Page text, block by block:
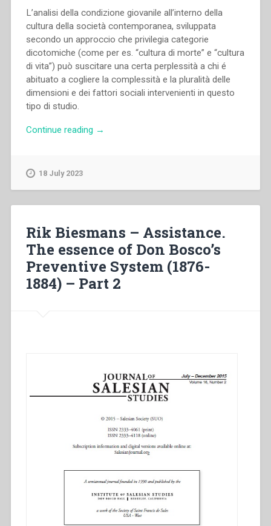
L’analisi della condizione giovanile all’interno della
cultura della società contemporanea, sviluppata
secondo un approccio che privilegia categorie
dicotomiche (come per es. “cultura di morte” e “cultura
di vita”) può suscitare una certa perplessità a chi é
abituato a cogliere la complessità e la pluralità delle
dimensioni e dei fattori sociali intervenienti in questo
tipo di studio.
Continue reading “Renato
in
“Colloqui
sulla
Salesiana
→
18 July 2023
Rik Biesmans – Assistance.
The essence of Don Bosco’s
Preventive System (1876-
1884) – Part 2